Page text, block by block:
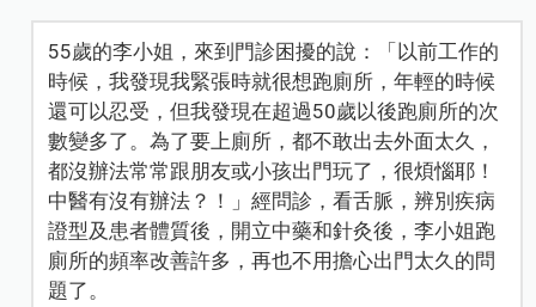
55歲的李小姐，來到門診困擾的說：「以前工作的
時候，我發現我緊張時就很想跑廁所，年輕的時候
還可以忍受，但我發現在超過50歲以後跑廁所的次
數變多了。為了要上廁所，都不敢出去外面太久，
都沒辦法常常跟朋友或小孩出門玩了，很煩惱耶！
中醫有沒有辦法？！」經問診，看舌脈，辨別疾病
證型及患者體質後，開立中藥和針灸後，李小姐跑
廁所的頻率改善許多，再也不用擔心出門太久的問
題了。